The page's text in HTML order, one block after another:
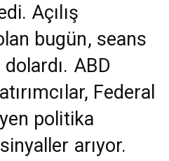
Açılış
bugün, seans
ABD
Federal
politika
arıyor.